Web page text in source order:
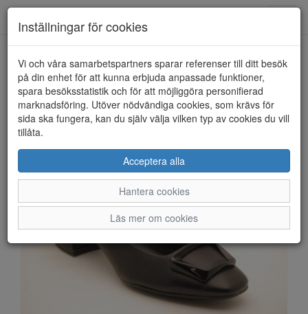
HEM TAMARIS
Inställningar för cookies
Vi och våra samarbetspartners sparar referenser till ditt besök
på din enhet för att kunna erbjuda anpassade funktioner,
spara besöksstatistik och för att möjliggöra personifierad
marknadsföring. Utöver nödvändiga cookies, som krävs för
sida ska fungera, kan du själv välja vilken typ av cookies du vill
tillåta.
Acceptera alla
Hantera cookies
Läs mer om cookies